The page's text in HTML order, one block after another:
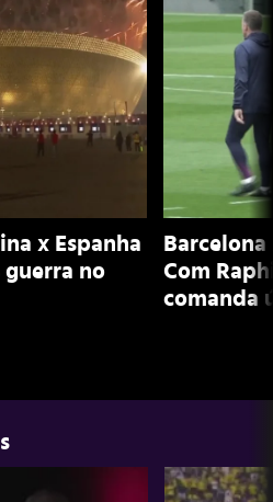
x Espanha
guerra no
Com
comanda